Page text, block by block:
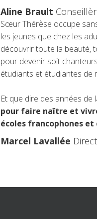
Aline Brault
Sœur Thérèse occupe
les jeunes que chez les
découvrir toute la beauté,
pour devenir soit
étudiants et étudiantes de
Et que dire des années
pour faire naître et
écoles francophones
Marcel Lavallée